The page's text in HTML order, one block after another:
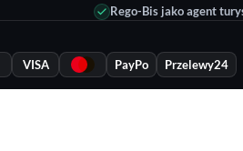
Rego-Bis jako agent
VISA PayPo Przelewy24